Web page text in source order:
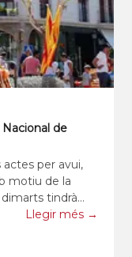
de
actes per avui,
motiu de la
tindrà
català
Llegir més →